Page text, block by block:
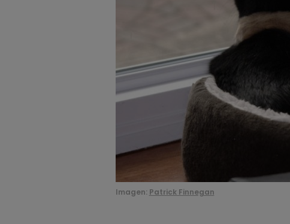
Imagen: Patrick Finnegan